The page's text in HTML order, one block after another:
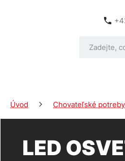
Úvod Chovateľské potreby
LED